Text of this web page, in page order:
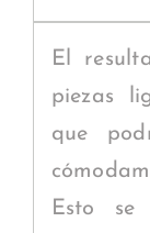
El
piezas
que
Esto